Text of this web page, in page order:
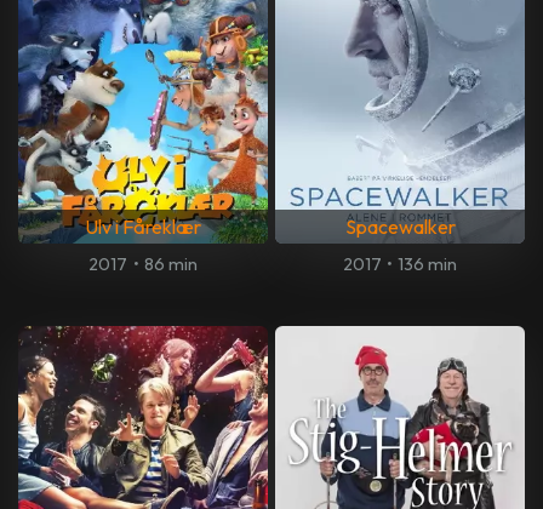
Ulv i Fåreklær
2017 • 86 min
Spacewalker
2017 • 136 min